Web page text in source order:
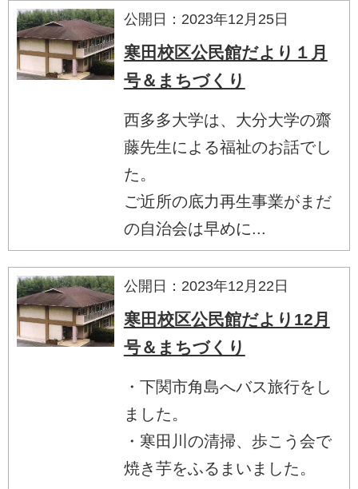
公開日：2023年12月25日
寒田校区公民館だより１月
号＆まちづくり
西多多大学は、大分大学の齋
藤先生による福祉のお話でし
た。
ご近所の底力再生事業がまだ
の自治会は早めに...
公開日：2023年12月22日
寒田校区公民館だより12月
号＆まちづくり
・下関市角島へバス旅行をし
ました。
・寒田川の清掃、歩こう会で
焼き芋をふるまいました。